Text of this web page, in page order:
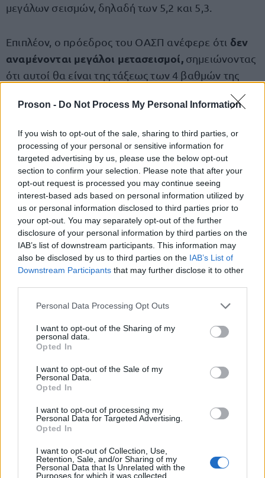
Proson - Do Not Process My Personal Information
If you wish to opt-out of the sale, sharing to third parties, or
processing of your personal or sensitive information for
targeted advertising by us, please use the below opt-out
section to confirm your selection. Please note that after your
opt-out request is processed you may continue seeing
interest-based ads based on personal information utilized by
us or personal information disclosed to third parties prior to
your opt-out. You may separately opt-out of the further
disclosure of your personal information by third parties on the
IAB’s list of downstream participants. This information may
also be disclosed by us to third parties on the IAB’s List of
Downstream Participants that may further disclose it to other
Please note that this website/app uses one or more Google
not limited to your visit or usage behaviour. You may click to
grant or deny consent to Google and its third-party tags to
use your data for below specified purposes in below Google
consent section.
Personal Data Processing Opt Outs
I want to opt-out of the Sharing of my
personal data.
Opted In
I want to opt-out of the Sale of my
Personal Data.
Opted In
I want to opt-out of processing my
Personal Data for Targeted Advertising.
Opted In
I want to opt-out of Collection, Use,
Retention, Sale, and/or Sharing of my
Personal Data that Is Unrelated with the
Purposes for which it was collected.
μεγάλων σεισμών, δηλαδή των 5,2 και 5,3.
Επιπλέον, ο πρόεδρος του ΟΑΣΠ ανέφερε ότι δεν
αναμένονται μεγάλοι μετασεισμοί,σημειώνοντας
ότι αυτοί θα είναι της τάξεως των 4 βαθμών της
κλίμακας Ρίχτερ, με μικρή πιθανότητα να γίνει ένας
μεγάλυτερος σεισμός της τάξεως των 4,5, αλλά δεν
Είναι πάντα μέσα στο πρόγραμμα,μέσα στις
εκτιμήσεις που έχουμε κάνει. Μετά την μεγάλη
σεισμική δραστηριότητα, την πρωτόγνωρη
σεισμική δραστηριότητα. Με 23.000 σεισμούς μέσα
σε ένα μήνα», ανέφερε ο κ. Λέκκας.
ΑΣΕΠ: Πιστοποίηση Αγγλικών σε
μόνο 2 ημέρες στα χέρια σας
ΑΣΕΠ: Εξ αποστάσεως η πιο Εύκολη
Πιστοποίηση Υπολογιστών σε 2
μέρες